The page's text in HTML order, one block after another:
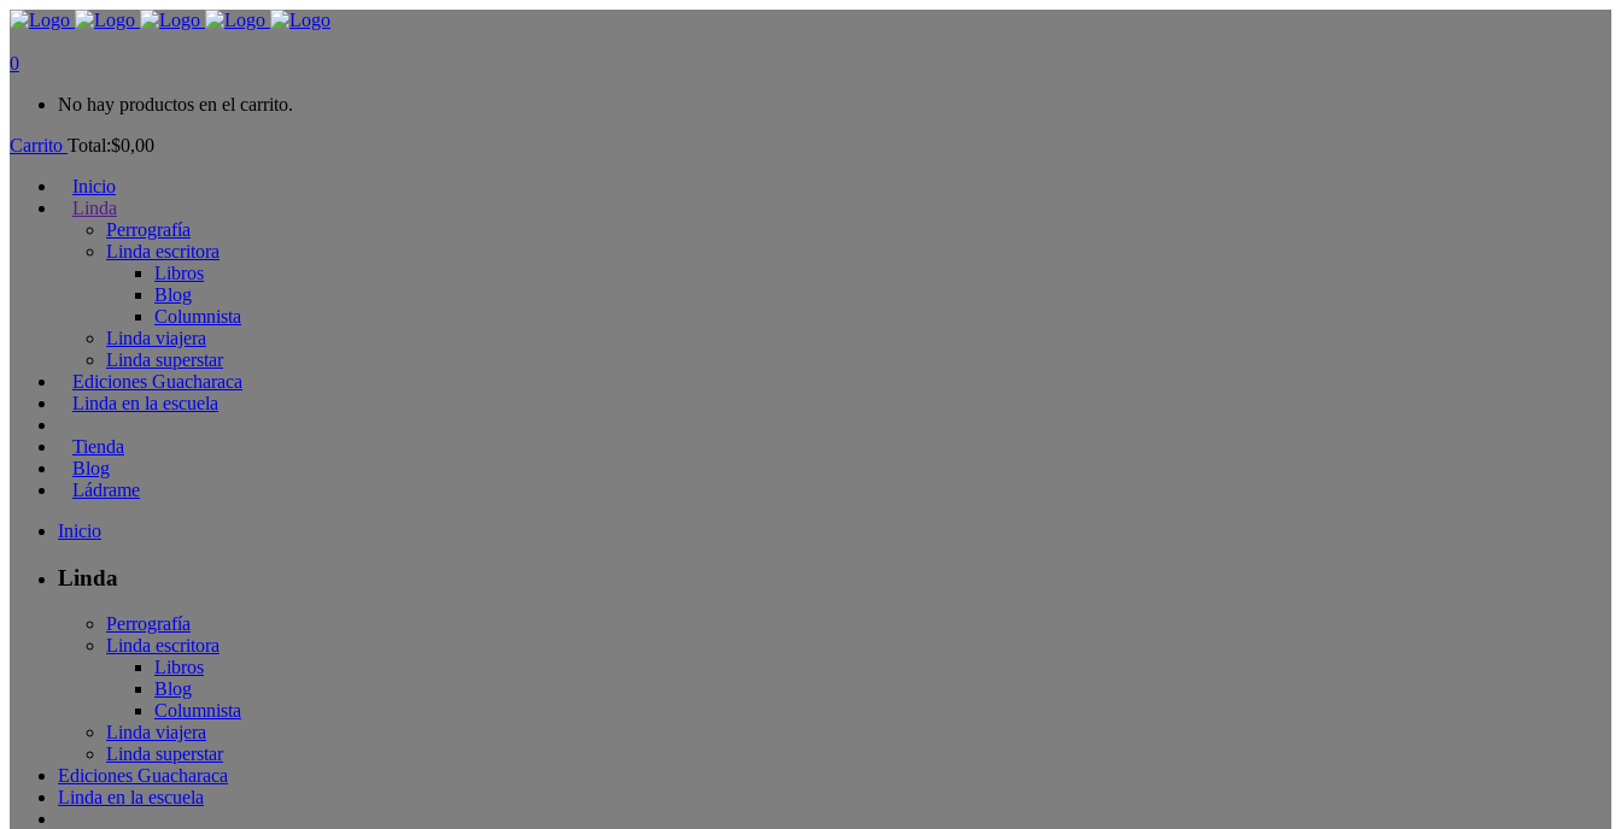
0
No hay productos en el carrito.
Carrito Total:$0,00
Inicio
Linda
Perrografía
Linda escritora
Libros
Blog
Columnista
Linda viajera
Linda superstar
Ediciones Guacharaca
Linda en la escuela
Tienda
Blog
Ládrame
Inicio
Linda
Perrografía
Linda escritora
Libros
Blog
Columnista
Linda viajera
Linda superstar
Ediciones Guacharaca
Linda en la escuela